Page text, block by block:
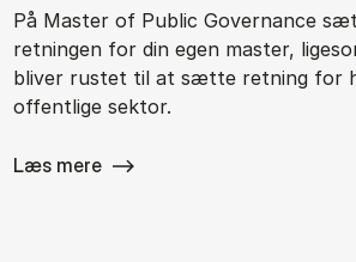
På Master of Public Governance
retningen for din egen master,
bliver rustet til at sætte retning for
offentlige sektor.
Læs mere